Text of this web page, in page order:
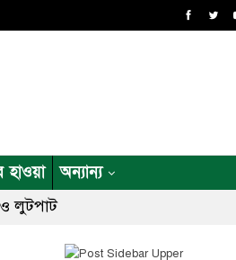
হাওয়া অন্যান্য
ও লুটপাট